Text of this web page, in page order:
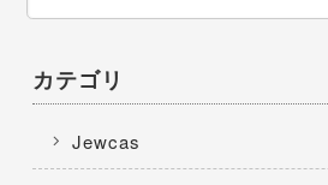
カテゴリ
Jewcas